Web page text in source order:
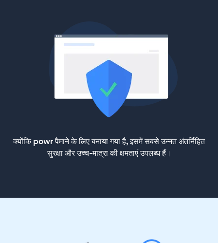
क्योंकि powr पैमाने के लिए बनाया गया है, इसमें सबसे उन्नत अंतर्निहित
सुरक्षा और उच्च-मात्रा की क्षमताएं उपलब्ध हैं।